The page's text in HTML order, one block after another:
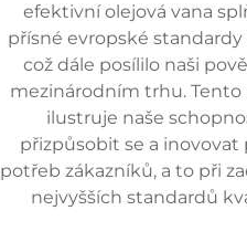
efektivní olejová vana
přísné evropské standardy
což dále posílilo naši
mezinárodním trhu. Tento
ilustruje naše
přizpůsobit se a inovovat
potřeb zákazníků, a to při
nejvyšších standardů